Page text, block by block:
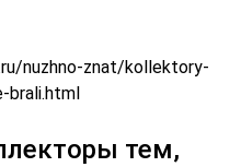
nuzhno-znat/kollektory-
brali.html
тем,